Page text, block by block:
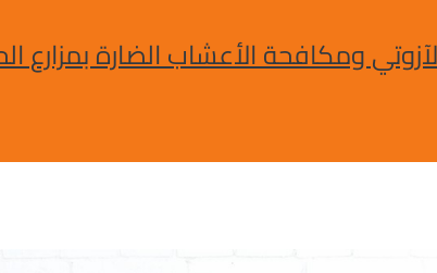
ومكافحة الأعشاب الضارة بمزارع